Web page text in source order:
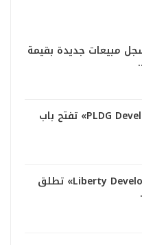
مبيعات جديدة بقيمة
شركة «PLDG Development» تفتح باب
شركة «Liberty Developments» تطلق